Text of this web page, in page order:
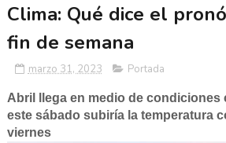
Clima: Qué dice el
fin de semana
marzo 31, 2023 Portada
Abril llega en medio de condiciones
este sábado subiría la temperatura
viernes